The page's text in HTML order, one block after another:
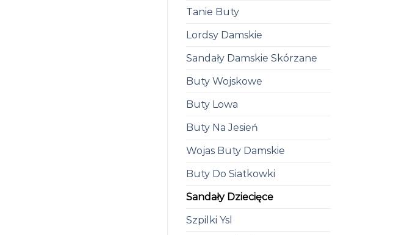
Tanie Buty
Lordsy Damskie
Sandały Damskie Skórzane
Buty Wojskowe
Buty Lowa
Buty Na Jesień
Wojas Buty Damskie
Buty Do Siatkowki
Sandały Dziecięce
Szpilki Ysl